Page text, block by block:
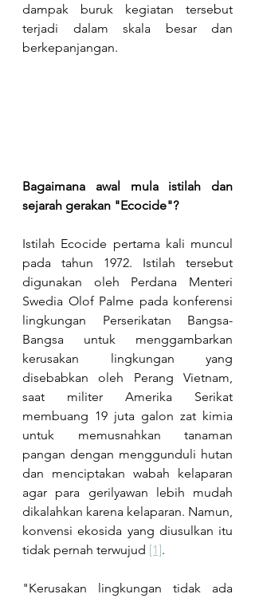
dampak buruk kegiatan tersebut
terjadi dalam skala besar dan
berkepanjangan.
Bagaimana awal mula istilah dan
sejarah gerakan "Ecocide"?
Istilah Ecocide pertama kali muncul
pada tahun 1972. Istilah tersebut
digunakan oleh Perdana Menteri
Swedia Olof Palme pada konferensi
lingkungan Perserikatan Bangsa-
Bangsa untuk menggambarkan
kerusakan lingkungan yang
disebabkan oleh Perang Vietnam,
saat militer Amerika Serikat
membuang 19 juta galon zat kimia
untuk memusnahkan tanaman
pangan dengan menggunduli hutan
dan menciptakan wabah kelaparan
agar para gerilyawan lebih mudah
dikalahkan karena kelaparan. Namun,
konvensi ekosida yang diusulkan itu
tidak pernah terwujud [1].
"Kerusakan lingkungan tidak ada